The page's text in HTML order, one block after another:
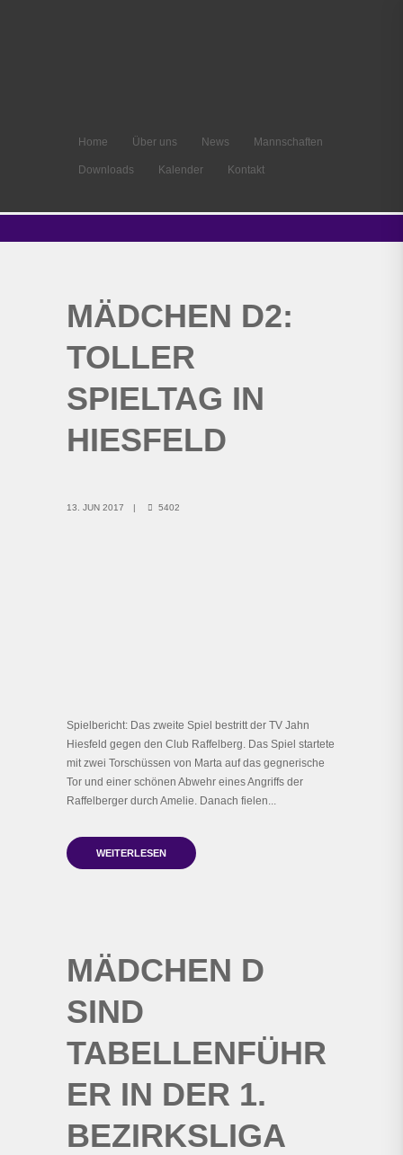
Home Über uns News Mannschaften
Downloads Kalender Kontakt
MÄDCHEN D2:
TOLLER
SPIELTAG IN
HIESFELD
13. JUN 2017 5402
Spielbericht: Das zweite Spiel bestritt der TV Jahn
Hiesfeld gegen den Club Raffelberg. Das Spiel startete
mit zwei Torschüssen von Marta auf das gegnerische
Tor und einer schönen Abwehr eines Angriffs der
Raffelberger durch Amelie. Danach fielen...
WEITERLESEN
MÄDCHEN D
SIND
TABELLENFÜHR
ER IN DER 1.
BEZIRKSLIGA